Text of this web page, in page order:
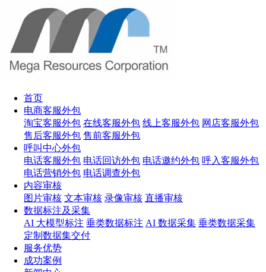
首页
电商客服外包
淘宝客服外包 在线客服外包 线上客服外包 网店客服外包
售后客服外包 售前客服外包
呼叫中心外包
电话客服外包 电话回访外包 电话邀约外包 呼入客服外包
电话营销外包 电话调查外包
内容审核
图片审核 文本审核 录像审核 直播审核
数据标注及采集
AI 大模型标注 垂类数据标注 AI 数据采集 垂类数据采集
定制数据集交付
服务优势
成功案例